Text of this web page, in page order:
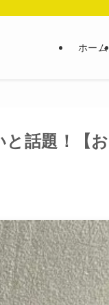
ホーム
と話題！【お